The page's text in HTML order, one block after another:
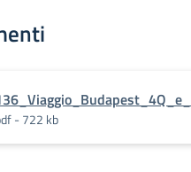
- 722 kb